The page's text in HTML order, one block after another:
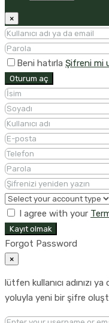
×
Beni hatırla Şifreni mi
Oturum aç
I agree with your
Kayıt olmak
Forgot Password
×
lütfen kullanıcı adınızı
yoluyla yeni bir şifre